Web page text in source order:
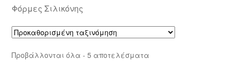
Φόρμες Σιλικόνης
Προβάλλονται όλα - 5 αποτελέσματα